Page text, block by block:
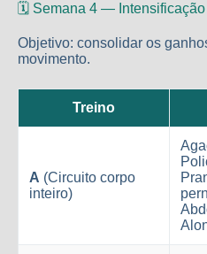
🗓️ Semana 4 —
Objetivo: consolidar os
movimento.
Treino
A (Circuito corpo
inteiro)